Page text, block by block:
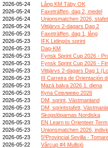
2026-05-24
Lång KM Täby OK
2026-05-24
Faxeträffen, dag 2, medel
2026-05-24
Unionsmatchen 2026,
2026-05-24
Vittjärvs 2-dagars Dag 2
2026-05-23
Faxeträffen, dag 1, lång
2026-05-23
IFK Lidingös sprint
2026-05-23
Dag-KM
2026-05-23
Fynsk Sprint Cup 2026 -
2026-05-23
Fynsk Sprint Cup 2026 -
2026-05-23
Vittjärvs 2-dagars Dag 1
2026-05-23
III Carreira de Orientación
2026-05-23
Mazā balva 2026 1. diena
2026-05-23
Купа Севлиево 2026
2026-05-23
DM, sprint, Västmanland
2026-05-23
DM, sprintstafett,
2026-05-23
Skogslöparnas Nordiska
2026-05-23
EN Learn to Orienteer
2026-05-23
Unionsmatchen 2026,
2026-05-23
5ºProvincial Sevilla -
2026-05-22
Vårcup #4 Mullsjö